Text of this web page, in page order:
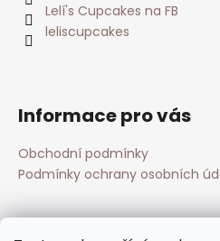
Lelí's Cupcakes na FB
leliscupcakes
Informace pro vás
Obchodní podmínky
Podmínky ochrany osobních